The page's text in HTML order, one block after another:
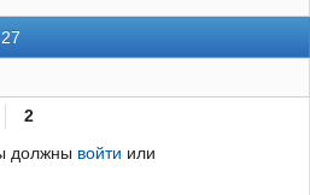
2
должны войти или